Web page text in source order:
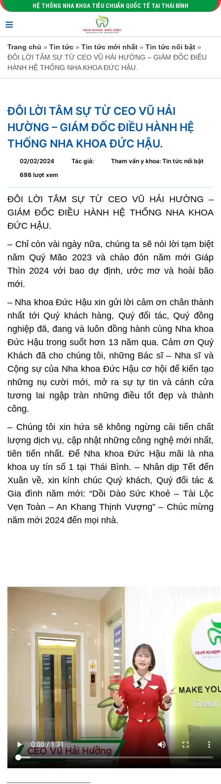
HỆ THỐNG NHA KHOA TIÊU CHUẨN QUỐC TẾ TẠI THÁI BÌNH
≡
Trang chủ » Tin tức » Tin tức mới nhất » Tin tức nổi bật »
ĐÔI LỜI TÂM SỰ TỪ CEO VŨ HẢI HƯỜNG – GIÁM ĐỐC ĐIỀU
HÀNH HỆ THỐNG NHA KHOA ĐỨC HẬU.
ĐÔI LỜI TÂM SỰ TỪ CEO VŨ HẢI
HƯỜNG – GIÁM ĐỐC ĐIỀU HÀNH HỆ
THỐNG NHA KHOA ĐỨC HẬU.
02/02/2024 Tác giả:
Tham vấn y khoa: Tin tức nổi bật
698 lượt xem
ĐÔI LỜI TÂM SỰ TỪ CEO VŨ HẢI HƯỜNG –
GIÁM ĐỐC ĐIỀU HÀNH HỆ THỐNG NHA KHOA
ĐỨC HẬU.
– Chỉ còn vài ngày nữa, chúng ta sẽ nói lời tạm biệt
năm Quý Mão 2023 và chào đón năm mới Giáp
Thìn 2024 với bao dự định, ước mơ và hoài bão
mới.
– Nha khoa Đức Hậu xin gửi lời cảm ơn chân thành
nhất tới Quý khách hàng, Quý đối tác, Quý đồng
nghiệp đã, đang và luôn đồng hành cùng Nha khoa
Đức Hậu trong suốt hơn 13 năm qua. Cảm ơn Quý
Khách đã cho chúng tôi, những Bác sĩ – Nha sĩ và
Cộng sự của Nha khoa Đức Hậu cơ hội để kiến tạo
những nụ cười mới, mở ra sự tự tin và cánh cửa
tương lai ngập tràn những điều tốt đẹp và thành
công.
– Chúng tôi xin hứa sẽ không ngừng cải tiến chất
lượng dịch vụ, cập nhật những công nghệ mới nhất,
tiên tiến nhất. Để Nha khoa Đức Hậu mãi là nha
khoa uy tín số 1 tại Thái Bình. – Nhân dịp Tết đến
Xuân về, xin kính chúc Quý khách, Quý đối tác &
Gia đình năm mới: “Dồi Dào Sức Khoẻ – Tài Lộc
Vẹn Toàn – An Khang Thịnh Vượng” – Chúc mừng
năm mới 2024 đến mọi nhà.